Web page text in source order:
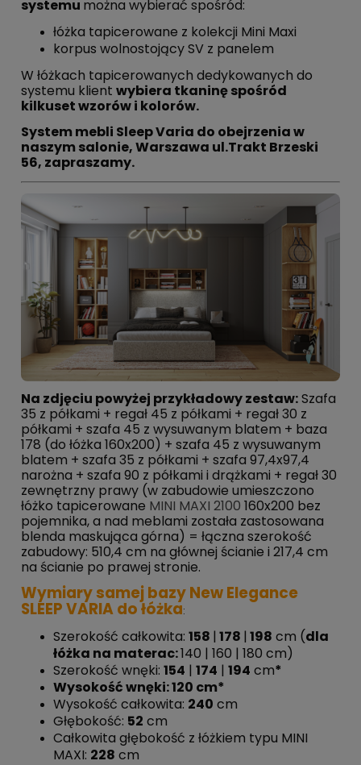
systemu można wybierać spośród:
łóżka tapicerowane z kolekcji Mini Maxi
korpus wolnostojący SV z panelem
W łóżkach tapicerowanych dedykowanych do
systemu klient wybiera tkaninę spośród
kilkuset wzorów i kolorów.
System mebli Sleep Varia do obejrzenia w
naszym salonie, Warszawa ul.Trakt Brzeski
56, zapraszamy.
Na zdjęciu powyżej przykładowy zestaw:Szafa
35 z półkami + regał 45 z półkami + regał 30 z
półkami + szafa 45 z wysuwanym blatem + baza
178 (do łóżka 160x200) + szafa 45 z wysuwanym
blatem + szafa 35 z półkami + szafa 97,4x97,4
narożna + szafa 90 z półkami i drążkami + regał 30
zewnętrzny prawy (w zabudowie umieszczono
łóżko tapicerowane MINI MAXI 2100 160x200 bez
pojemnika, a nad meblami została zastosowana
blenda maskująca górna) = łączna szerokość
zabudowy: 510,4 cm na głównej ścianie i 217,4 cm
na ścianie po prawej stronie.
Wymiary samej bazy New Elegance
SLEEP VARIA do łóżka:
Szerokość całkowita: 158 | 178 | 198 cm (dla
łóżka na materac:140 | 160 | 180 cm)
Szerokość wnęki: 154 | 174 | 194 cm*
Wysokość wnęki: 120 cm*
Wysokość całkowita: 240 cm
Głębokość: 52 cm
Całkowita głębokość z łóżkiem typu MINI
MAXI: 228 cm